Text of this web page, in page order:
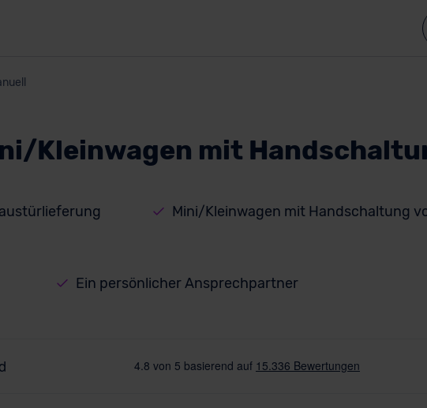
Kleinwagen mit
Mini/Kleinwagen mit Handschaltung
Ein persönlicher Ansprechpartner